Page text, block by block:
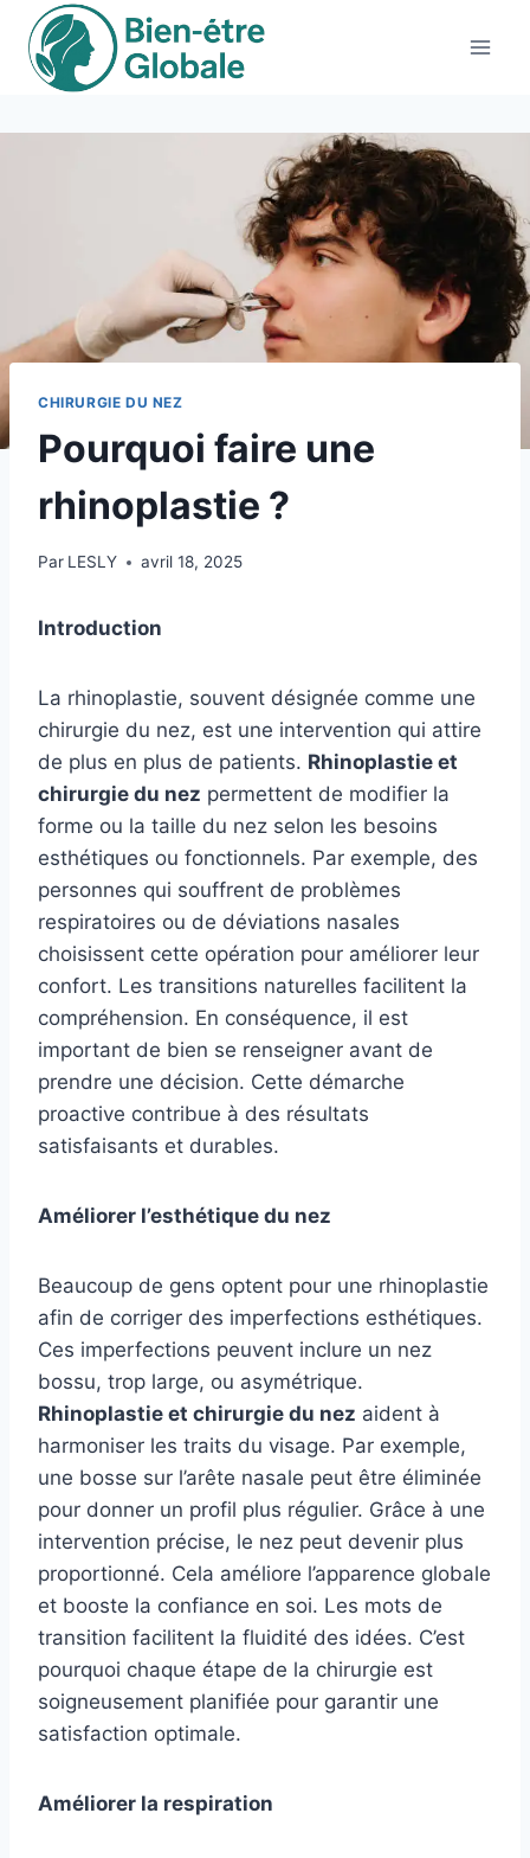
Aller
contenu
CHIRURGIE DU NEZ
Pourquoi faire une
rhinoplastie ?
Par LESLY avril 18, 2025
Introduction
La rhinoplastie, souvent désignée comme une
chirurgie du nez, est une intervention qui attire
de plus en plus de patients. Rhinoplastie et
chirurgie du nez permettent de modifier la
forme ou la taille du nez selon les besoins
esthétiques ou fonctionnels. Par exemple, des
personnes qui souffrent de problèmes
respiratoires ou de déviations nasales
choisissent cette opération pour améliorer leur
confort. Les transitions naturelles facilitent la
compréhension. En conséquence, il est
important de bien se renseigner avant de
prendre une décision. Cette démarche
proactive contribue à des résultats
satisfaisants et durables.
Améliorer l’esthétique du nez
Beaucoup de gens optent pour une rhinoplastie
afin de corriger des imperfections esthétiques.
Ces imperfections peuvent inclure un nez
bossu, trop large, ou asymétrique.
Rhinoplastie et chirurgie du nez aident à
harmoniser les traits du visage. Par exemple,
une bosse sur l’arête nasale peut être éliminée
pour donner un profil plus régulier. Grâce à une
intervention précise, le nez peut devenir plus
proportionné. Cela améliore l’apparence globale
et booste la confiance en soi. Les mots de
transition facilitent la fluidité des idées. C’est
pourquoi chaque étape de la chirurgie est
soigneusement planifiée pour garantir une
satisfaction optimale.
Améliorer la respiration